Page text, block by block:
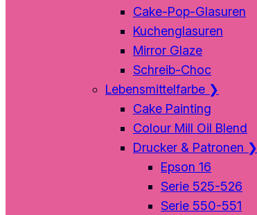
Cake-Pop-Glasuren
Kuchenglasuren
Mirror Glaze
Schreib-Choc
Lebensmittelfarbe ❯
Cake Painting
Colour Mill Oil Blend
Drucker & Patronen ❯
Epson 16
Serie 525-526
Serie 550-551